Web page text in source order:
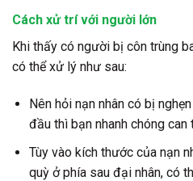
Cách xử trí với người lớn
Khi thấy có người bị côn trùng
có thể xử lý như sau:
Nên hỏi nạn nhân có bị
đầu thì bạn nhanh chóng can
Tùy vào kích thước của nạn
quỳ ở phía sau đại nhân, có